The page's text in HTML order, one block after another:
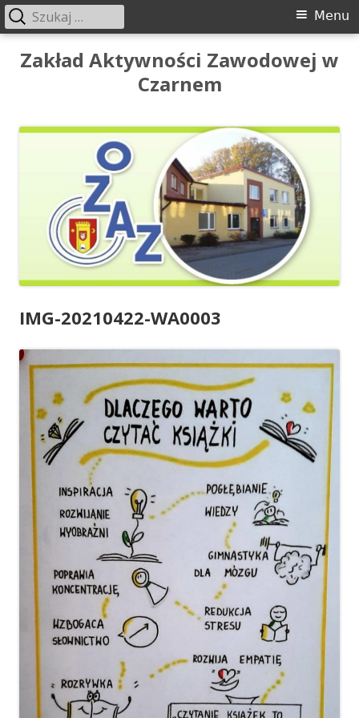
Przeskocz
Zakład Aktywności Zawodowej w
Czarnem
Menu
główne
Menu
Szukaj:
IMG-20210422-WA0003